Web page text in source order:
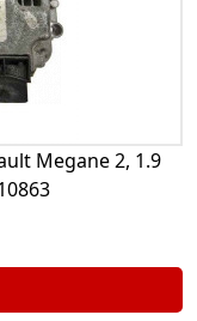
Megane 2, 1.9